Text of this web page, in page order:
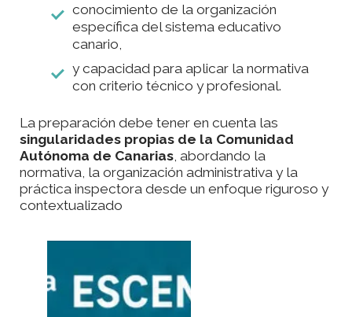
conocimiento de la organización
específica del sistema educativo
canario,
y capacidad para aplicar la normativa
con criterio técnico y profesional.
La preparación debe tener en cuenta las
singularidades propias de la Comunidad
Autónoma de Canarias, abordando la
normativa, la organización administrativa y la
práctica inspectora desde un enfoque riguroso y
contextualizado